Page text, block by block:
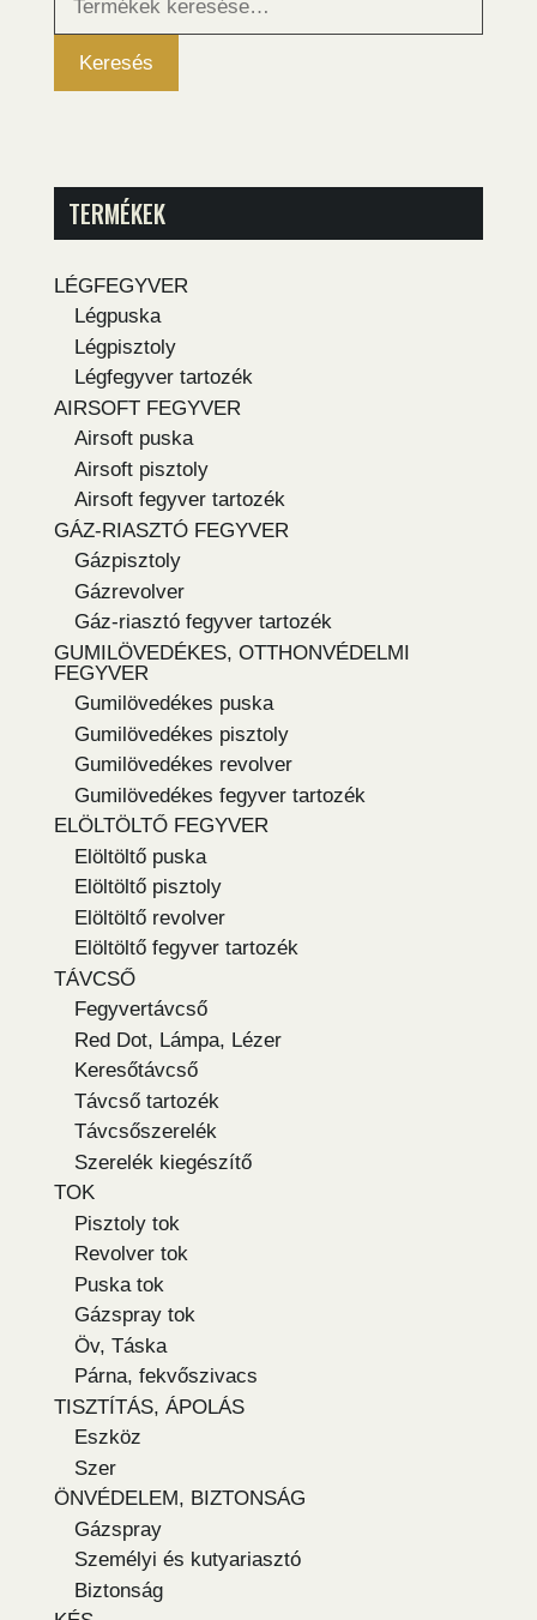
Keresés
TERMÉKEK
LÉGFEGYVER
Légpuska
Légpisztoly
Légfegyver tartozék
AIRSOFT FEGYVER
Airsoft puska
Airsoft pisztoly
Airsoft fegyver tartozék
GÁZ-RIASZTÓ FEGYVER
Gázpisztoly
Gázrevolver
Gáz-riasztó fegyver tartozék
GUMILÖVEDÉKES, OTTHONVÉDELMI
FEGYVER
Gumilövedékes puska
Gumilövedékes pisztoly
Gumilövedékes revolver
Gumilövedékes fegyver tartozék
ELÖLTÖLTŐ FEGYVER
Elöltöltő puska
Elöltöltő pisztoly
Elöltöltő revolver
Elöltöltő fegyver tartozék
TÁVCSŐ
Fegyvertávcső
Red Dot, Lámpa, Lézer
Keresőtávcső
Távcső tartozék
Távcsőszerelék
Szerelék kiegészítő
TOK
Pisztoly tok
Revolver tok
Puska tok
Gázspray tok
Öv, Táska
Párna, fekvőszivacs
TISZTÍTÁS, ÁPOLÁS
Eszköz
Szer
ÖNVÉDELEM, BIZTONSÁG
Gázspray
Személyi és kutyariasztó
Biztonság